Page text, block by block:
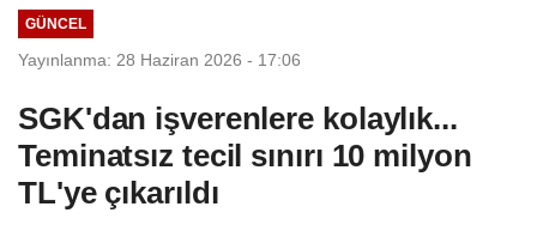
GÜNCEL
Yayınlanma: 28 Haziran 2026 - 17:06
SGK'dan işverenlere kolaylık...
Teminatsız tecil sınırı 10 milyon
TL'ye çıkarıldı